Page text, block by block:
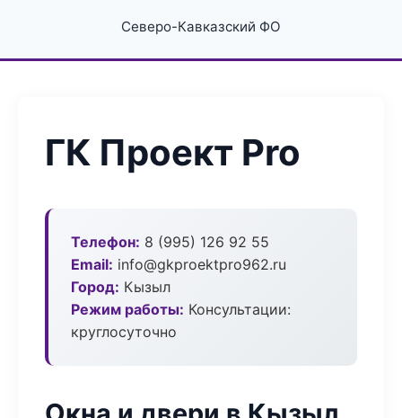
Северо-Кавказский ФО
ГК Проект Pro
Телефон: 8 (995) 126 92 55
Email: info@gkproektpro962.ru
Город: Кызыл
Режим работы: Консультации:
круглосуточно